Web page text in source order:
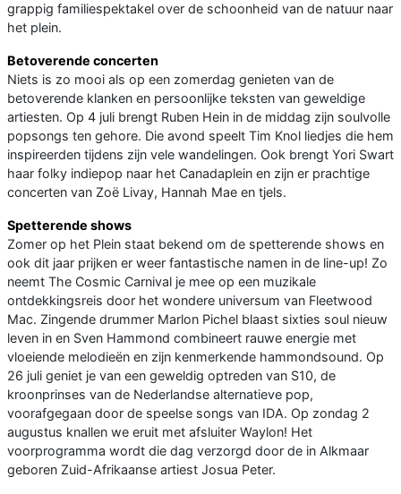
grappig familiespektakel over de schoonheid van de natuur naar
het plein.
Betoverende concerten
Niets is zo mooi als op een zomerdag genieten van de
betoverende klanken en persoonlijke teksten van geweldige
artiesten. Op 4 juli brengt Ruben Hein in de middag zijn soulvolle
popsongs ten gehore. Die avond speelt Tim Knol liedjes die hem
inspireerden tijdens zijn vele wandelingen. Ook brengt Yori Swart
haar folky indiepop naar het Canadaplein en zijn er prachtige
concerten van Zoë Livay, Hannah Mae en tjels.
Spetterende shows
Zomer op het Plein staat bekend om de spetterende shows en
ook dit jaar prijken er weer fantastische namen in de line-up! Zo
neemt The Cosmic Carnival je mee op een muzikale
ontdekkingsreis door het wondere universum van Fleetwood
Mac. Zingende drummer Marlon Pichel blaast sixties soul nieuw
leven in en Sven Hammond combineert rauwe energie met
vloeiende melodieën en zijn kenmerkende hammondsound. Op
26 juli geniet je van een geweldig optreden van S10, de
kroonprinses van de Nederlandse alternatieve pop,
voorafgegaan door de speelse songs van IDA. Op zondag 2
augustus knallen we eruit met afsluiter Waylon! Het
voorprogramma wordt die dag verzorgd door de in Alkmaar
geboren Zuid-Afrikaanse artiest Josua Peter.